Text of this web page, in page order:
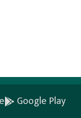
Google Play